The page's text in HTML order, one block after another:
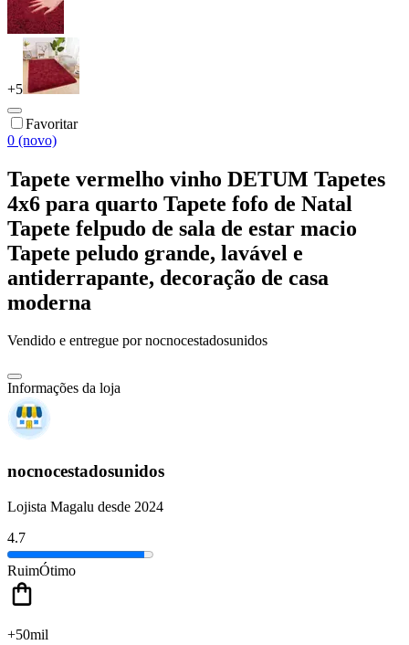
+5
Favoritar
0 (novo)
Tapete vermelho vinho DETUM Tapetes
4x6 para quarto Tapete fofo de Natal
Tapete felpudo de sala de estar macio
Tapete peludo grande, lavável e
antiderrapante, decoração de casa
moderna
Vendido e entregue por nocnocestadosunidos
Informações da loja
nocnocestadosunidos
Lojista Magalu desde 2024
4.7
RuimÓtimo
+50mil